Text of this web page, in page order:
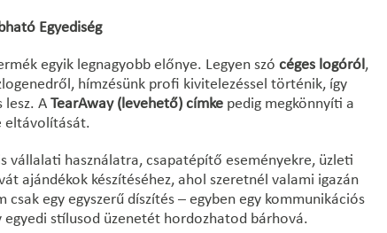
Egyediség
egyik legnagyobb előnye. Legyen szó céges logóról,
hímzésünk profi kivitelezéssel történik, így
lesz. A TearAway (levehető) címke pedig megkönnyíti a
eltávolítását.
vállalati használatra, csapatépítő eseményekre, üzleti
ajándékok készítéséhez, ahol szeretnél valami igazán
csak egy egyszerű díszítés – egyben egy kommunikációs
egyedi stílusod üzenetét hordozhatod bárhová.